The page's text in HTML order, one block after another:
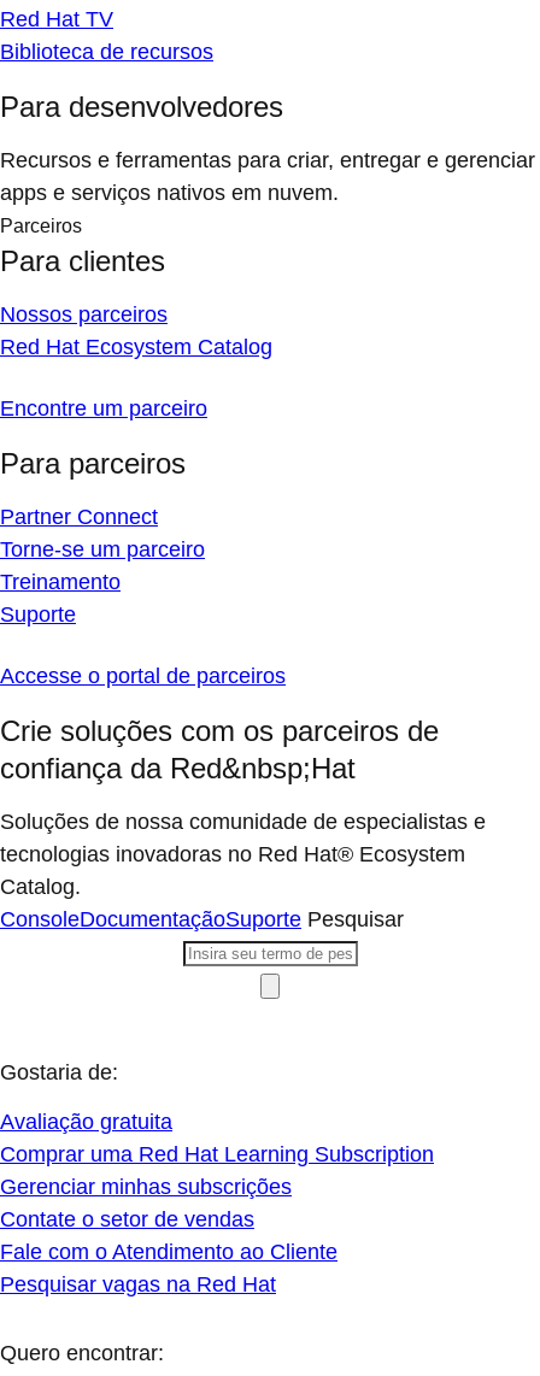
Red Hat TV
Biblioteca de recursos
Para desenvolvedores
Recursos e ferramentas para criar, entregar e gerenciar
apps e serviços nativos em nuvem.
Parceiros
Para clientes
Nossos parceiros
Red Hat Ecosystem Catalog
Encontre um parceiro
Para parceiros
Partner Connect
Torne-se um parceiro
Treinamento
Suporte
Accesse o portal de parceiros
Crie soluções com os parceiros de
confiança da Red&nbsp;Hat
Soluções de nossa comunidade de especialistas e
tecnologias inovadoras no Red Hat® Ecosystem
Catalog.
ConsoleDocumentaçãoSuporte Pesquisar
Gostaria de:
Avaliação gratuita
Comprar uma Red Hat Learning Subscription
Gerenciar minhas subscrições
Contate o setor de vendas
Fale com o Atendimento ao Cliente
Pesquisar vagas na Red Hat
Quero encontrar: